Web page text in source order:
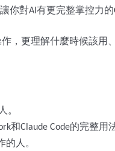
你對AI 有更完整掌控力的
，更理解什麼時候該用
。
和Claude Code的完整用
的人。